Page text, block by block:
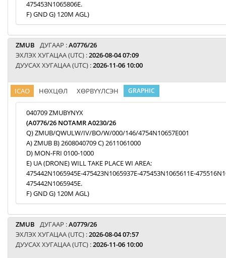
475453N1065806E.
F) GND G) 120M AGL)
ZMUB ДУГААР :A0776/26
ЭХЛЭХ ХУГАЦАА (UTC) :2026-08-04 07:09
ДУУСАХ ХУГАЦАА (UTC) :2026-11-06 10:00
ICAO НӨХЦӨЛ ХӨРВҮҮЛСЭН GRAPHIC
040709 ZMUBYNYX
(A0776/26 NOTAMR A0230/26
Q) ZMUB/QWULW/IV/BO/W/000/146/4754N10657E001
A) ZMUB B) 2608040709 C) 2611061000
D) MON-FRI 0100-1000
E) UA (DRONE) WILL TAKE PLACE WI AREA:
475442N1065945E-475423N1065937E-475453N1065611E-
475442N1065945E.
F) GND G) 120M AGL)
ZMUB ДУГААР :A0779/26
ЭХЛЭХ ХУГАЦАА (UTC) :2026-08-04 07:57
ДУУСАХ ХУГАЦАА (UTC) :2026-11-06 10:00